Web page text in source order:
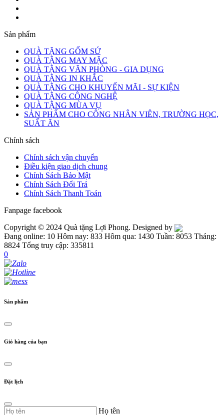
Sản phẩm
QUÀ TẶNG GỐM SỨ
QUÀ TẶNG MAY MẶC
QUÀ TẶNG VĂN PHÒNG - GIA DỤNG
QUÀ TẶNG IN KHẮC
QUÀ TẶNG CHO KHUYẾN MÃI - SỰ KIỆN
QUÀ TẶNG CÔNG NGHỆ
QUÀ TẶNG MÙA VỤ
SẢN PHẨM CHO CÔNG NHÂN VIÊN, TRƯỜNG HỌC,
SUẤT ĂN
Chính sách
Chính sách vận chuyển
Điều kiện giao dịch chung
Chính Sách Bảo Mật
Chính Sách Đổi Trả
Chính Sách Thanh Toán
Fanpage facebook
Copyright © 2024 Quà tặng Lợi Phong. Designed by
Đang online: 10 Hôm nay: 833 Hôm qua: 1430 Tuần: 8053 Tháng:
8824 Tổng truy cập: 335811
0
Sản phẩm
Giỏ hàng của bạn
Đặt lịch
Họ tên